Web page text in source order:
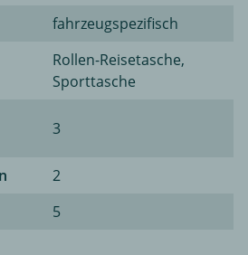
fahrzeugspezifisch
Rollen-Reisetasche,
Sporttasche
3
2
5